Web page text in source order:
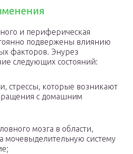
и периферическая
подвержены влиянию
факторов. Энурез
следующих состояний:
стрессы, которые возникают
с домашним
мозга в области,
мочевыделительную систему